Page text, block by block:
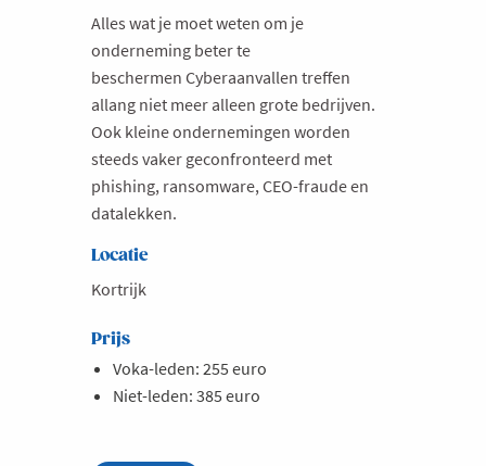
Alles wat je moet weten om je
onderneming beter te
beschermen Cyberaanvallen treffen
allang niet meer alleen grote bedrijven.
Ook kleine ondernemingen worden
steeds vaker geconfronteerd met
phishing, ransomware, CEO-fraude en
datalekken.
Locatie
Kortrijk
Prijs
Voka-leden: 255 euro
Niet-leden: 385 euro